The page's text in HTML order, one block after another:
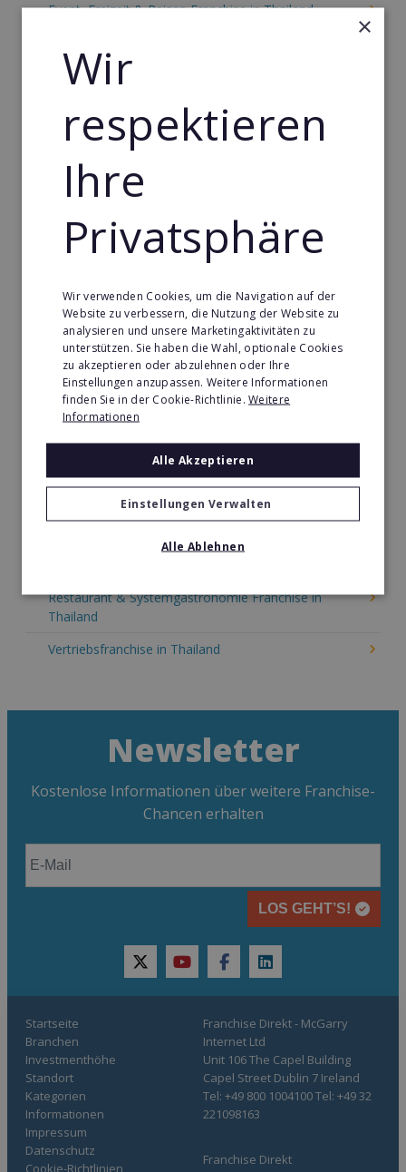
Event, Freizeit & Reisen Franchise in Thailand
Gebäude & Haustechnik Franchise in Thailand
Handwerk Franchise in Thailand
Dienstleistungsfranchise in Thailand
Telekommunikation Franchise in Thailand
Sport Franchise in Thailand
Tier- & Zoobedarf Franchise in Thailand
Immobilien Franchise in Thailand
Kinder & Erziehung Franchise in Thailand
Kosmetik Franchise in Thailand
Medien & Werbung Franchise in Thailand
Möbel & Einrichtung Franchise in Thailand
Restaurant & Systemgastronomie Franchise in
Thailand
Vertriebsfranchise in Thailand
Newsletter
Kostenlose Informationen über weitere Franchise-
Chancen erhalten
LOS GEHT’S!
twitteryoutubefacebooklinkedin
Startseite
Branchen
Investmenthöhe
Standort
Kategorien
Informationen
Franchise Direkt
Impressum
Datenschutz
Cookie-Richtlinien
Franchise Direkt - McGarry
Internet Ltd
Unit 106 The Capel Building
Capel Street Dublin 7 Ireland
Tel: +49 800 1004100 Tel: +49 32
221098163
×
Wir
respektieren
Ihre
Privatsphäre
Wir verwenden Cookies, um die Navigation auf der
Website zu verbessern, die Nutzung der Website zu
analysieren und unsere Marketingaktivitäten zu
unterstützen. Sie haben die Wahl, optionale Cookies
zu akzeptieren oder abzulehnen oder Ihre
Einstellungen anzupassen. Weitere Informationen
finden Sie in der Cookie-Richtlinie.Weitere
Informationen
Alle Akzeptieren
Einstellungen Verwalten
Alle Ablehnen